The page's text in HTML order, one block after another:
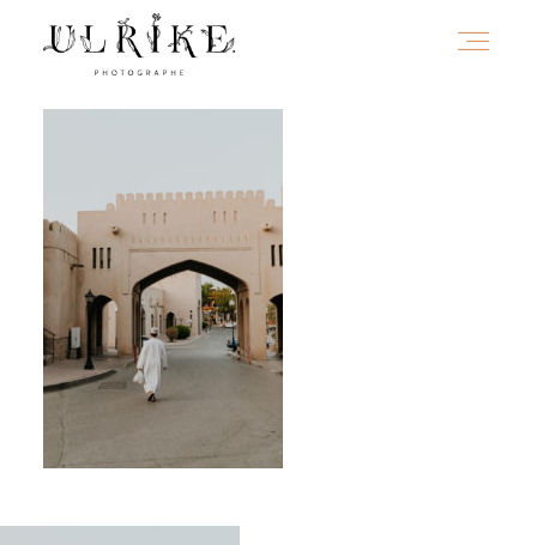
A PROPOS
PORTFOLIO
INFOS
JOURNAL